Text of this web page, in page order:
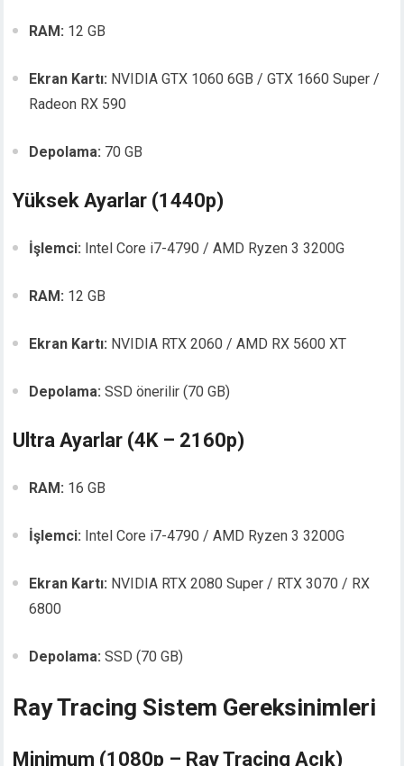
RAM: 12 GB
Ekran Kartı: NVIDIA GTX 1060 6GB / GTX 1660 Super /
Radeon RX 590
Depolama: 70 GB
Yüksek Ayarlar (1440p)
İşlemci: Intel Core i7-4790 / AMD Ryzen 3 3200G
RAM: 12 GB
Ekran Kartı: NVIDIA RTX 2060 / AMD RX 5600 XT
Depolama: SSD önerilir (70 GB)
Ultra Ayarlar (4K – 2160p)
RAM: 16 GB
İşlemci: Intel Core i7-4790 / AMD Ryzen 3 3200G
Ekran Kartı: NVIDIA RTX 2080 Super / RTX 3070 / RX
6800
Depolama: SSD (70 GB)
Ray Tracing Sistem Gereksinimleri
Minimum (1080p – Ray Tracing Açık)